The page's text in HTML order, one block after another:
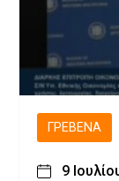
ΓΡΕΒΕΝΆ
9